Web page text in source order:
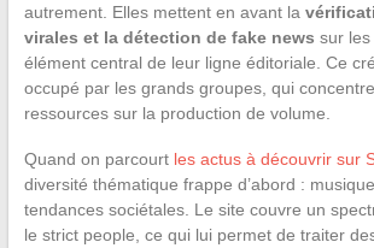
autrement. Elles mettent en avant la
virales et la détection de fake news sur
élément central de leur ligne éditoriale. Ce
occupé par les grands groupes, qui
ressources sur la production de volume.
Quand on parcourt les actus à découvrir sur
diversité thématique frappe d’abord :
tendances sociétales. Le site couvre un
le strict people, ce qui lui permet de traiter